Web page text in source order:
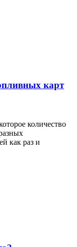
карт
количество
как раз и